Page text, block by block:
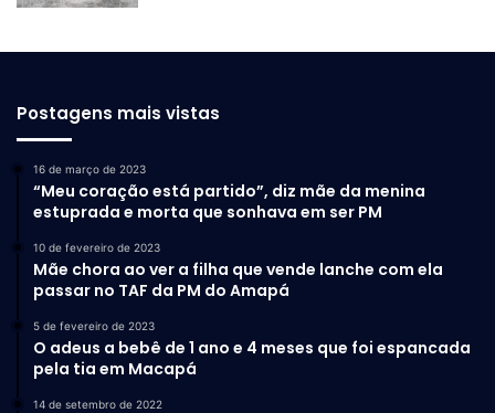
Postagens mais vistas
16 de março de 2023
“Meu coração está partido”, diz mãe da menina
estuprada e morta que sonhava em ser PM
10 de fevereiro de 2023
Mãe chora ao ver a filha que vende lanche com ela
passar no TAF da PM do Amapá
5 de fevereiro de 2023
O adeus a bebê de 1 ano e 4 meses que foi espancada
pela tia em Macapá
14 de setembro de 2022